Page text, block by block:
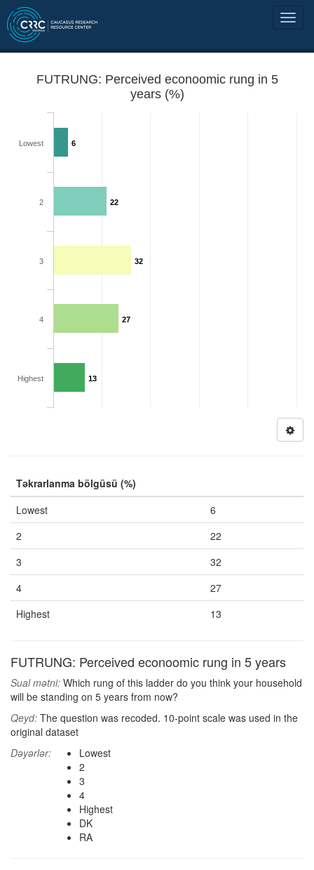
FUTRUNG: Perceived econoomic rung in 5
years (%)
6
22
32
27
13
Lowest
2
3
4
Highest
Təkrarlanma bölgüsü (%)
Lowest
6
2
22
3
32
4
27
Highest
13
FUTRUNG: Perceived econoomic rung in 5 years
Sual mətni: Which rung of this ladder do you think your household
will be standing on 5 years from now?
Qeyd: The question was recoded. 10-point scale was used in the
original dataset
Dəyərlər:
Lowest
2
3
4
Highest
DK
RA